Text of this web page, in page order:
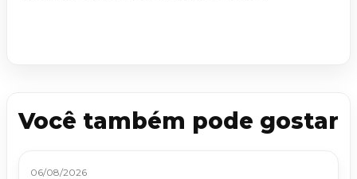
Você também pode gostar
06/08/2026